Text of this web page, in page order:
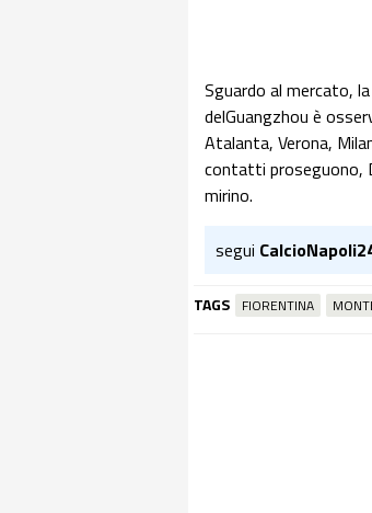
Sguardo al mercato,
delGuangzhou è
Atalanta, Verona,
contatti proseguono,
mirino.
segui
TAGS FIORENTINA